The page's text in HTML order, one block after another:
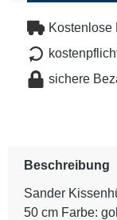
Kostenlose
sichere
Beschreibung
Sander
50 cm Farbe: